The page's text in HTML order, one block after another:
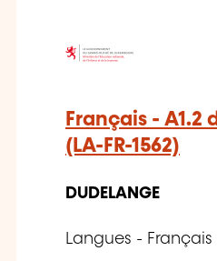
Français - A1.2
(LA-FR-1562)
DUDELANGE
Langues - Français